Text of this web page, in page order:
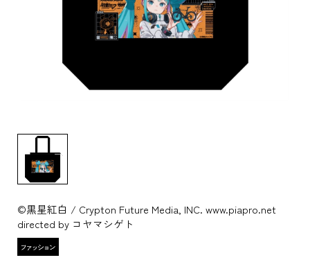
©黒星紅白 / Crypton Future Media, INC. www.piapro.net
directed by コヤマシゲト